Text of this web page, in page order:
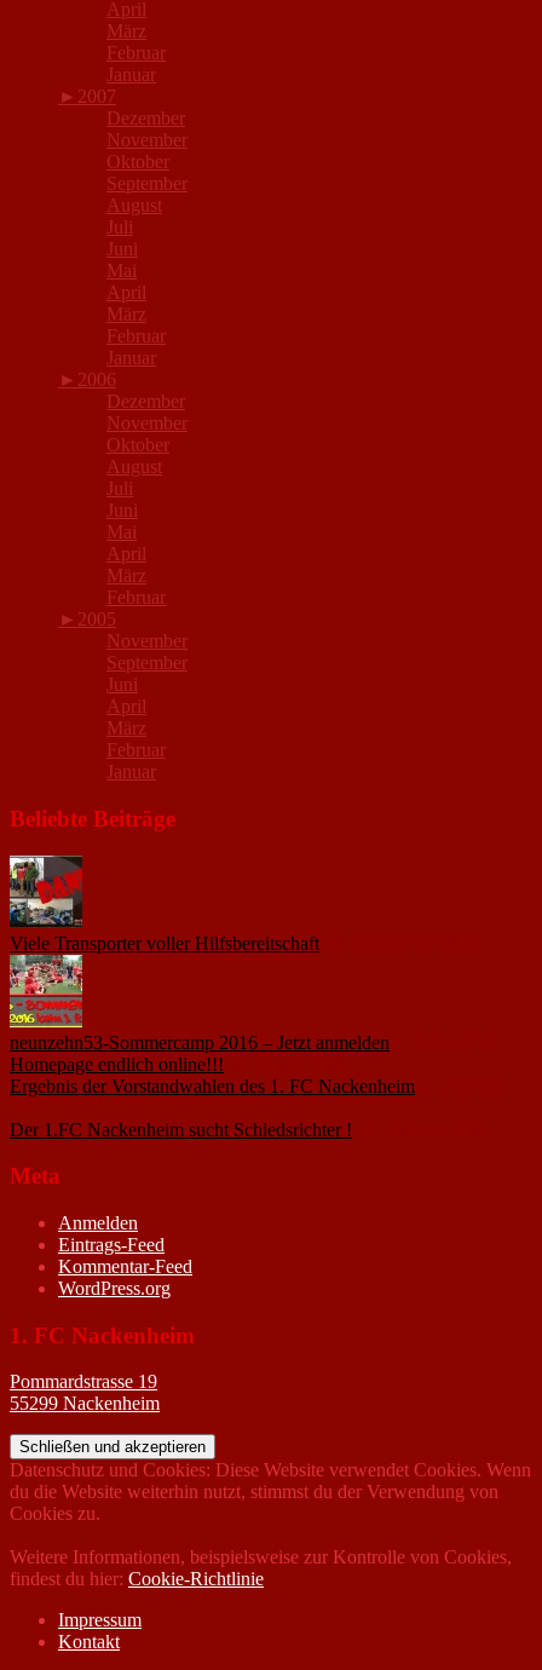
April
März
Februar
Januar
► 2007
Dezember
November
Oktober
September
August
Juli
Juni
Mai
April
März
Februar
Januar
► 2006
Dezember
November
Oktober
August
Juli
Juni
Mai
April
März
Februar
► 2005
November
September
Juni
April
März
Februar
Januar
Beliebte Beiträge
Viele Transporter voller Hilfsbereitschaft
neunzehn53-Sommercamp 2016 – Jetzt anmelden
Homepage endlich online!!!
Ergebnis der Vorstandwahlen des 1. FC Nackenheim
Der 1.FC Nackenheim sucht Schiedsrichter !
Meta
Anmelden
Eintrags-Feed
Kommentar-Feed
WordPress.org
1. FC Nackenheim
Pommardstrasse 19
55299 Nackenheim
Datenschutz und Cookies: Diese Website verwendet Cookies. Wenn
du die Website weiterhin nutzt, stimmst du der Verwendung von
Cookies zu.
Weitere Informationen, beispielsweise zur Kontrolle von Cookies,
findest du hier: Cookie-Richtlinie
Impressum
Kontakt